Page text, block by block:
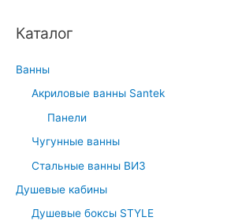
Каталог
Ванны
Акриловые ванны Santek
Панели
Чугунные ванны
Стальные ванны ВИЗ
Душевые кабины
Душевые боксы STYLE